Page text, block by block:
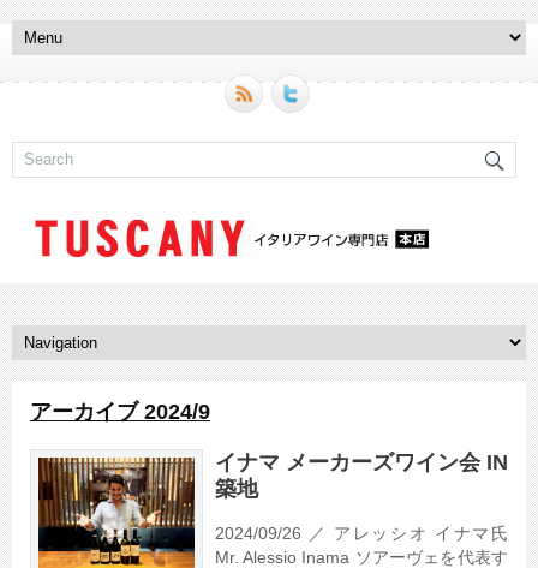
アーカイブ 2024/9
イナマ メーカーズワイン会 IN
築地
2024/09/26 ／ アレッシオ イナマ氏
Mr. Alessio Inama ソアーヴェを代表す